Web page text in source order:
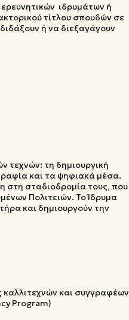
ιδρυμάτων ή
τίτλου σπουδών σε
ή να διεξαγάγουν
τεχνών: τη δημιουργική
και τα ψηφιακά μέσα.
στη σταδιοδρομία τους, που
Πολιτειών. Το Ίδρυμα
και δημιουργούν την
και συγγραφέων
Program)